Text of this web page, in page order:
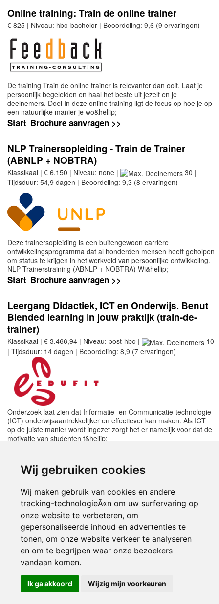
Wij gebruiken cookies
Wij maken gebruik van cookies en andere
tracking-technologieÃ«n om uw surfervaring op
onze website te verbeteren, om
gepersonaliseerde inhoud en advertenties te
tonen, om onze website verkeer te analyseren
en om te begrijpen waar onze bezoekers
vandaan komen.
Ik ga akkoord Wijzig mijn voorkeuren
Online training: Train de online trainer
€ 825 | Niveau: hbo-bachelor | Beoordeling: 9,6 (9 ervaringen)
De training Train de online trainer is relevanter dan ooit. Laat je
persoonlijk begeleiden en haal het beste uit jezelf en je
deelnemers. Doel In deze online training ligt de focus op hoe je op
een natuurlijke manier je wo&hellip;
Start Brochure aanvragen >>
NLP Trainersopleiding - Train de Trainer
(ABNLP + NOBTRA)
Klassikaal | € 6.150 | Niveau: none |
30 |
Tijdsduur: 54,9 dagen | Beoordeling: 9,3 (8 ervaringen)
Deze trainersopleiding is een buitengewoon carrière
ontwikkelingsprogramma dat al honderden mensen heeft geholpen
om status te krijgen in het werkveld van persoonlijke ontwikkeling.
NLP Trainerstraining (ABNLP + NOBTRA) Wi&hellip;
Start Brochure aanvragen >>
Leergang Didactiek, ICT en Onderwijs. Benut
Blended learning in jouw praktijk (train-de-
trainer)
Klassikaal | € 3.466,94 | Niveau: post-hbo |
10
| Tijdsduur: 14 dagen | Beoordeling: 8,9 (7 ervaringen)
Onderzoek laat zien dat Informatie- en Communicatie-technologie
(ICT) onderwijsaantrekkelijker en effectiever kan maken. Als ICT
op de juiste manier wordt ingezet zorgt het er namelijk voor dat de
motivatie van studenten t&hellip;
of cursus heeft gevonden! Deze
opleidingen worden aangeboden in
samenwerking met
© 2000-2026 UFE Media:Managersonline.nl|Brisk magazine
Partners:Autowereld.com